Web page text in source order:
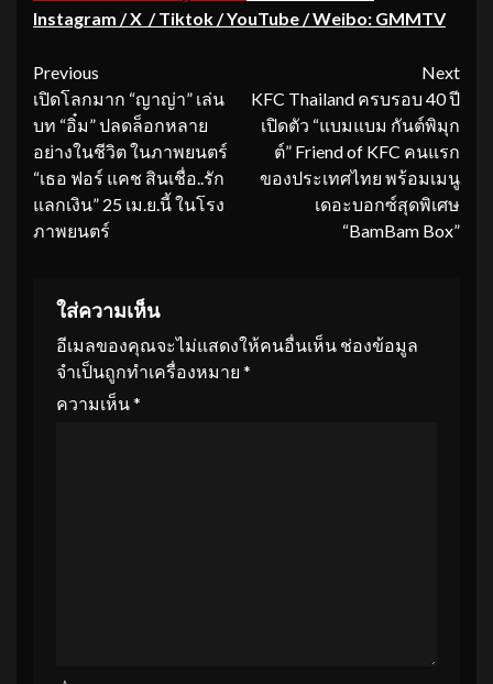
Instagram / X / Tiktok / YouTube / Weibo: GMMTV
Continue
Reading
Previous
เปิดโลกมาก “ญาญ่า” เล่น
บท “อิ๋ม” ปลดล็อกหลาย
อย่างในชีวิต ในภาพยนตร์
“เธอ ฟอร์ แคช สินเชื่อ..รัก
แลกเงิน” 25 เม.ย.นี้ ในโรง
ภาพยนตร์
Next
KFC Thailand ครบรอบ 40 ปี
เปิดตัว “แบมแบม กันต์พิมุก
ต์” Friend of KFC คนแรก
ของประเทศไทย พร้อมเมนู
เดอะบอกซ์สุดพิเศษ
“BamBam Box”
ใส่ความเห็น
อีเมลของคุณจะไม่แสดงให้คนอื่นเห็น ช่องข้อมูล
จำเป็นถูกทำเครื่องหมาย *
ความเห็น*